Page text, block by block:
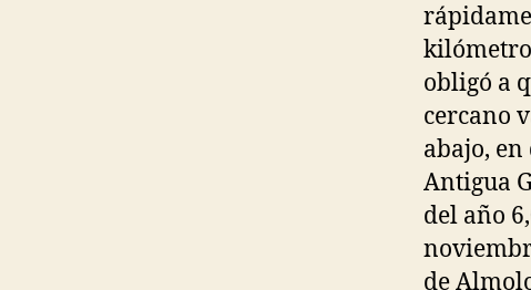
obligó a
cercano
abajo,
Antigua
del año
de